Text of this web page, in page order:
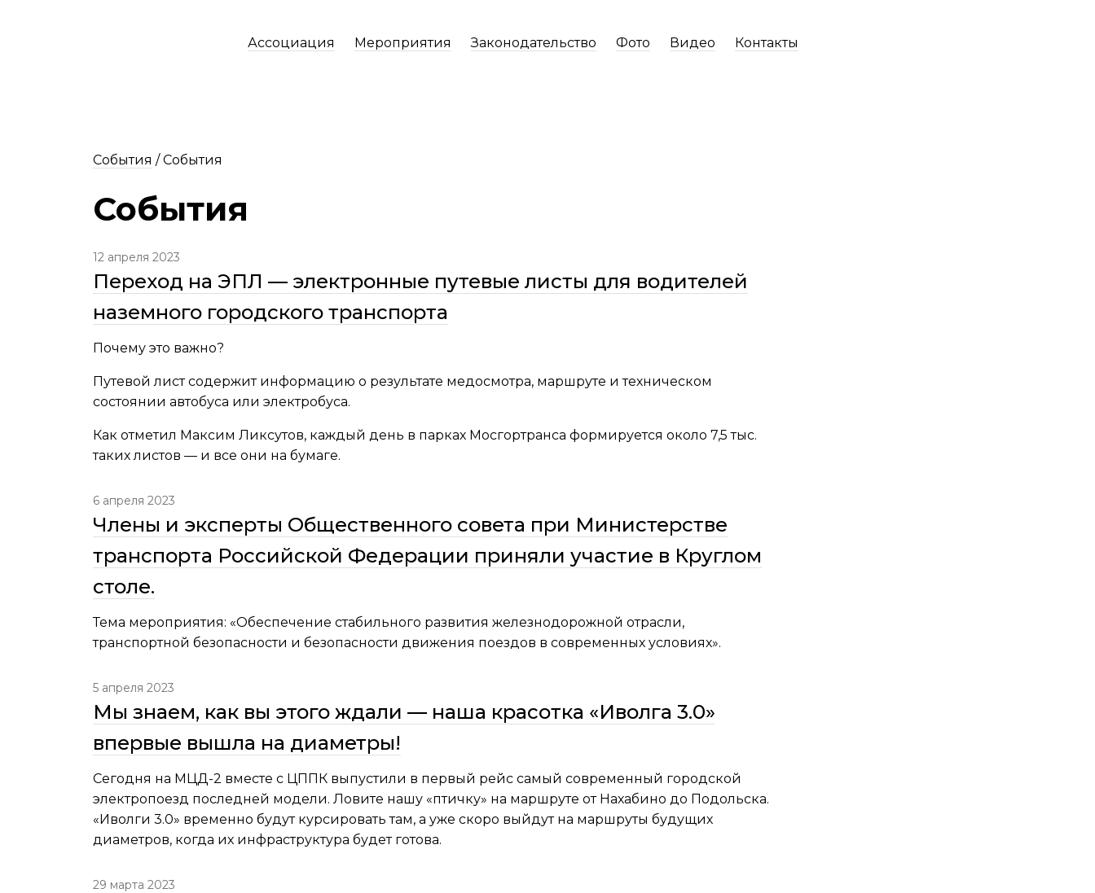
Ассоциация Мероприятия Законодательство Фото Видео Контакты
События /События
События
12 апреля 2023
Переход на ЭПЛ — электронные путевые листы для водителей
наземного городского транспорта
Почему это важно?
Путевой лист содержит информацию о результате медосмотра, маршруте и техническом
состоянии автобуса или электробуса.
Как отметил Максим Ликсутов, каждый день в парках Мосгортранса формируется около 7,5 тыс.
таких листов — и все они на бумаге.
6 апреля 2023
Члены и эксперты Общественного совета при Министерстве
транспорта Российской Федерации приняли участие в Круглом
столе.
Тема мероприятия: «Обеспечение стабильного развития железнодорожной отрасли,
транспортной безопасности и безопасности движения поездов в современных условиях».
5 апреля 2023
Мы знаем, как вы этого ждали — наша красотка «Иволга 3.0»
впервые вышла на диаметры!
Сегодня на МЦД-2 вместе с ЦППК выпустили в первый рейс самый современный городской
электропоезд последней модели. Ловите нашу «птичку» на маршруте от Нахабино до Подольска.
«Иволги 3.0» временно будут курсировать там, а уже скоро выйдут на маршруты будущих
диаметров, когда их инфраструктура будет готова.
29 марта 2023